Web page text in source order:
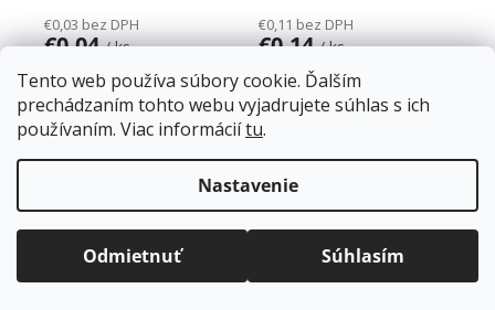
Tento web používa súbory cookie. Ďalším
prechádzaním tohto webu vyjadrujete súhlas s ich
používaním. Viac informáciítu.
Nastavenie
Odmietnuť Súhlasím
Doprava zadarmopre balíkové zásielky v hodnote
nad120 EUR*.
Balíky zasielame už od4 EUR.
ZRÝCHĽUJEME.
€0,03 bez DPH
€0,04/ ks
Do košíka
Krytka pre Rastex 15 bez
osadenia, plast čierny (
€0,11 bez DPH
€0,14/ ks
Do košíka
Excentrické spojovacie
kovanie Rastex 15. Pre
hrúbku dielca 19 mm. Bez
osadenia, bez povrchovej
úpravy. Zinkový...
NAČÍTAŤ 34 ĎALŠÍCH
Stránkovanie